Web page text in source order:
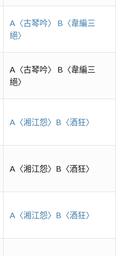
A〈古琴吟〉 B〈韋編三
絕〉
A〈古琴吟〉 B〈韋編三
絕〉
A〈湘江怨〉B〈酒狂〉
A〈湘江怨〉B〈酒狂〉
A〈湘江怨〉B〈酒狂〉